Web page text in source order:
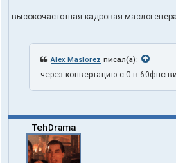
высокочастотная кадровая
Alex Maslorez писал(а):
через конвертацию с 0 в 60фпс
TehDrama